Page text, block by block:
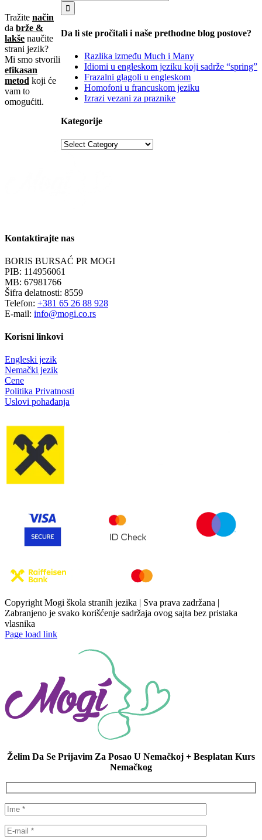
Da li ste pročitali i naše prethodne blog postove?
Razlika između Much i Many
Idiomi u engleskom jeziku koji sadrže “spring”
Frazalni glagoli u engleskom
Homofoni u francuskom jeziku
Izrazi vezani za praznike
Kategorije
Tražite način
da brže &
lakše naučite
strani jezik?
Mi smo stvorili
efikasan
metod koji će
vam to
omogućiti.
Kontaktirajte nas
BORIS BURSAĆ PR MOGI
PIB: 114956061
MB: 67981766
Šifra delatnosti: 8559
Telefon: +381 65 26 88 928
E-mail: info@mogi.co.rs
Korisni linkovi
Engleski jezik
Nemački jezik
Cene
Politika Privatnosti
Uslovi pohađanja
Copyright Mogi škola stranih jezika | Sva prava zadržana |
Zabranjeno je svako korišćenje sadržaja ovog sajta bez pristaka
vlasnika
Page load link
Želim Da Se Prijavim Za Posao U Nemačkoj + Besplatan Kurs
Nemačkog